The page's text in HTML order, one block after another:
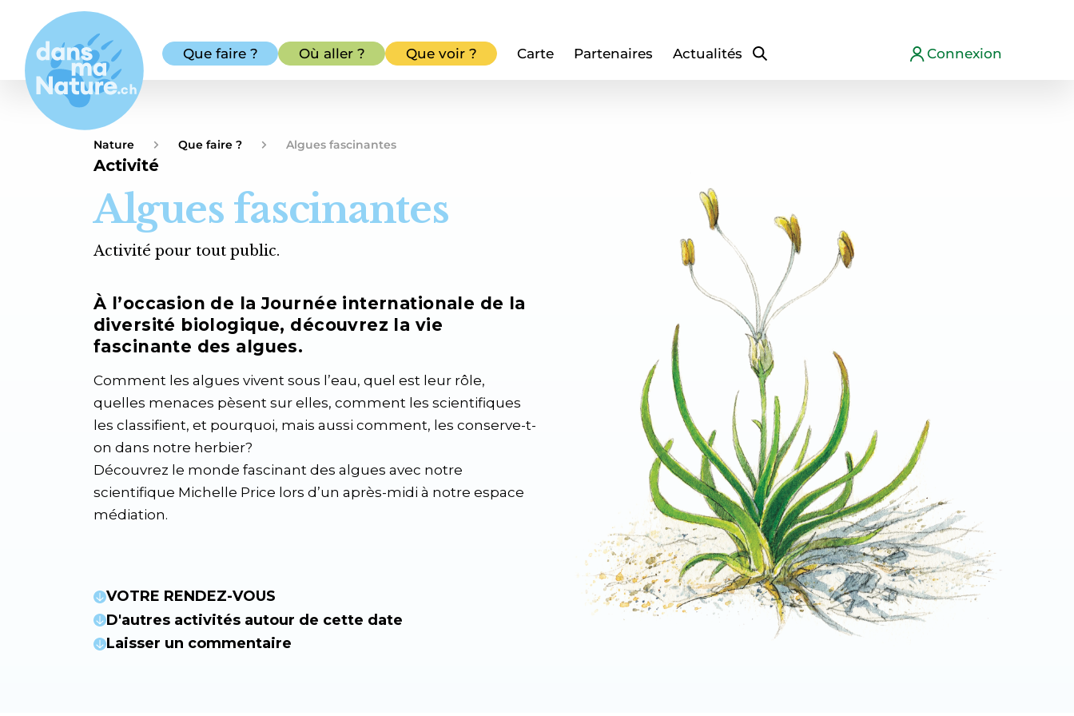
Que faire ? Où aller ? Que voir ? Carte Partenaires Actualités Connexion
Nature Que faire ? Algues fascinantes
Activité
Algues fascinantes
Activité pour tout public.
À l’occasion de la Journée internationale de la
diversité biologique, découvrez la vie
fascinante des algues.
Comment les algues vivent sous l’eau, quel est leur rôle,
quelles menaces pèsent sur elles, comment les scientifiques
les classifient, et pourquoi, mais aussi comment, les conserve-t-
on dans notre herbier?
Découvrez le monde fascinant des algues avec notre
scientifique Michelle Price lors d’un après-midi à notre espace
médiation.
VOTRE RENDEZ-VOUS
D'autres activités autour de cette date
Laisser un commentaire